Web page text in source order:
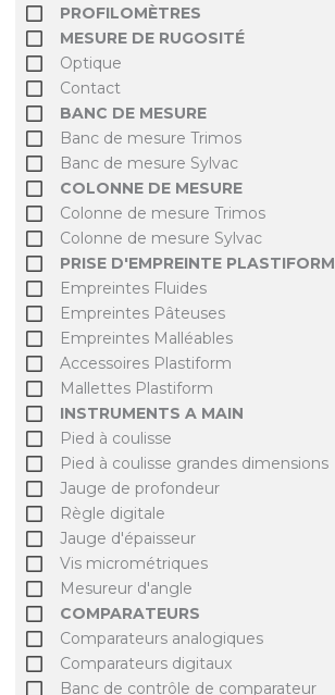
PROFILOMÈTRES
MESURE DE RUGOSITÉ
Optique
Contact
BANC DE MESURE
Banc de mesure Trimos
Banc de mesure Sylvac
COLONNE DE MESURE
Colonne de mesure Trimos
Colonne de mesure Sylvac
PRISE D'EMPREINTE PLASTIFORM
Empreintes Fluides
Empreintes Pâteuses
Empreintes Malléables
Accessoires Plastiform
Mallettes Plastiform
INSTRUMENTS A MAIN
Pied à coulisse
Pied à coulisse grandes dimensions
Jauge de profondeur
Règle digitale
Jauge d'épaisseur
Vis micrométriques
Mesureur d'angle
COMPARATEURS
Comparateurs analogiques
Comparateurs digitaux
Banc de contrôle de comparateur